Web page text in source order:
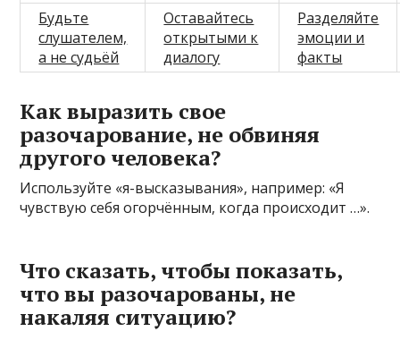
Будьте
слушателем,
а не судьёй
Оставайтесь
открытыми к
диалогу
Разделяйте
эмоции и
факты
Как выразить свое
разочарование, не обвиняя
другого человека?
Используйте «я-высказывания», например: «Я
чувствую себя огорчённым, когда происходит …».
Что сказать, чтобы показать,
что вы разочарованы, не
накаляя ситуацию?